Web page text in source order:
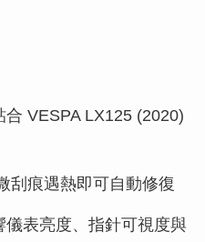
合 VESPA LX125 (2020)
刮痕遇熱即可自動修復
儀表亮度、指針可視度與